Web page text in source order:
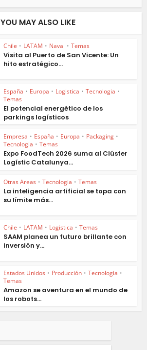
YOU MAY ALSO LIKE
Chile • LATAM • Naval • Temas
Visita al Puerto de San Vicente: Un
hito estratégico...
España • Europa • Logistica • Tecnologia •
Temas
El potencial energético de los
parkings logísticos
Empresa • España • Europa • Packaging •
Tecnologia • Temas
Expo FoodTech 2026 suma al Clúster
Logístic Catalunya...
Otras Areas • Tecnologia • Temas
La inteligencia artificial se topa con
su límite más...
Chile • LATAM • Logistica • Temas
SAAM planea un futuro brillante con
inversión y...
Estados Unidos • Producción • Tecnologia •
Temas
Amazon se aventura en el mundo de
los robots...